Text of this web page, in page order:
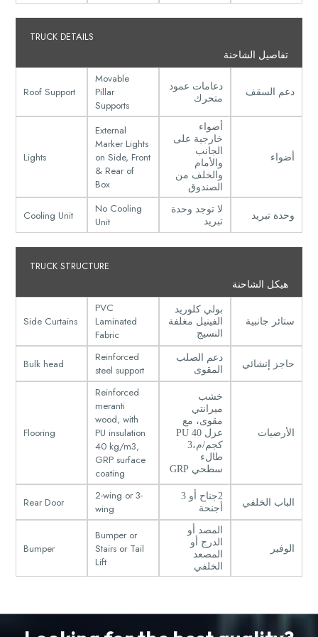
TRUCK DETAILS
تفاصيل الشاحنة
Roof Support
Movable
Pillar
Supports
دعامات عمود
متحرك
دعم السقف
Lights
External
Marker Lights
on Side, Front
& Rear of
Box
أضواء
خارجية على
الجانب
والأمام
والخلف من
الصندوق
أضواء
Cooling Unit
No Cooling
Unit
لا توجد وحدة
تبريد
وحدة تبريد
TRUCK STRUCTURE
هيكل الشاحنة
Side Curtains
PVC
Laminated
Fabric
بولي كلوريد
الفينيل مغلفة
النسيج
ستائر جانبية
Bulk head
Reinforced
steel support
دعم الصلب
المقوى
حاجز إنشائي
Flooring
Reinforced
meranti
wood, with
PU insulation
40 kg/m3,
GRP surface
coating
خشب
ميرانتي
مقوى، مع
عزل 40 PU
كجم/م،3
طالء
سطحي GRP
الأرضيات
Rear Door
2-wing or 3-
wing
2جناح أو 3
أجنحة
الباب الخلفي
Bumper
Bumper or
Stairs or Tail
Lift
المصد أو
الدرج أو
المصعد
الخلفي
الوفير